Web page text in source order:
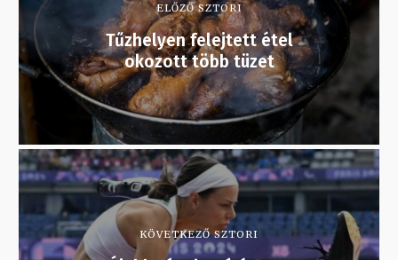
ELŐZŐ SZTORI
Tűzhelyen felejtett étel
okozott több tüzet
KÖVETKEZŐ SZTORI